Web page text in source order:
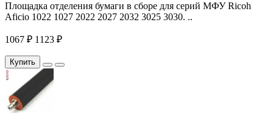
Площадка отделения бумаги в сборе для серий МФУ Ricoh
Aficio 1022 1027 2022 2027 2032 3025 3030. ..
1067 ₽ 1123 ₽
Купить